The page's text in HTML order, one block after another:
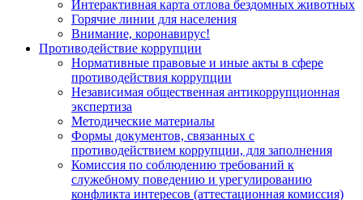
Интерактивная карта отлова бездомных животных
Горячие линии для населения
Внимание, коронавирус!
Противодействие коррупции
Нормативные правовые и иные акты в сфере
противодействия коррупции
Независимая общественная антикоррупционная
экспертиза
Методические материалы
Формы документов, связанных с
противодействием коррупции, для заполнения
Комиссия по соблюдению требований к
служебному поведению и урегулированию
конфликта интересов (аттестационная комиссия)